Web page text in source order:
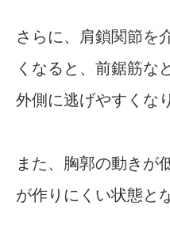
さらに、肩鎖関節を
くなると、前鋸筋な
外側に逃げやすくな
また、胸郭の動きが
が作りにくい状態と